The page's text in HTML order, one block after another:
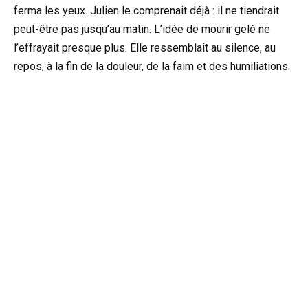
ferma les yeux. Julien le comprenait déjà : il ne tiendrait
peut-être pas jusqu’au matin. L’idée de mourir gelé ne
l’effrayait presque plus. Elle ressemblait au silence, au
repos, à la fin de la douleur, de la faim et des humiliations.